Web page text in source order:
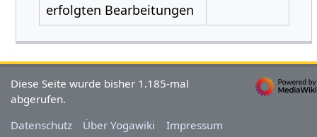
erfolgten Bearbeitungen
Diese Seite wurde bisher 1.185-mal
abgerufen.
Datenschutz
Über Yogawiki Impressum